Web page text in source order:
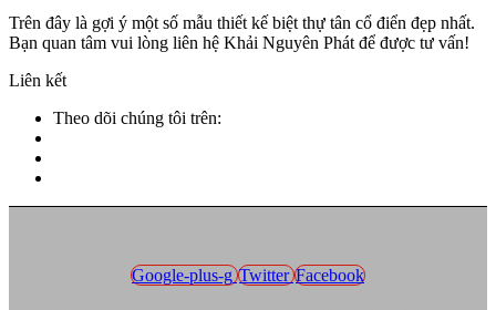
Trên đây là gợi ý một số mẫu thiết kế biệt thự tân cổ điển đẹp nhất.
Bạn quan tâm vui lòng liên hệ Khải Nguyên Phát để được tư vấn!
Liên kết
Theo dõi chúng tôi trên:
Google-plus-g Twitter Facebook